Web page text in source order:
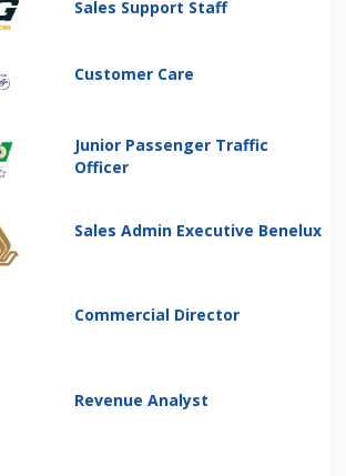
Sales Support Staff
Customer Care
Junior Passenger Traffic
Officer
Sales Admin Executive Benelux
Commercial Director
Revenue Analyst